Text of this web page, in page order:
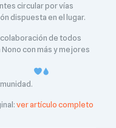
circular por vías
dispuesta en el lugar.
de todos
con más y mejores
ver artículo completo